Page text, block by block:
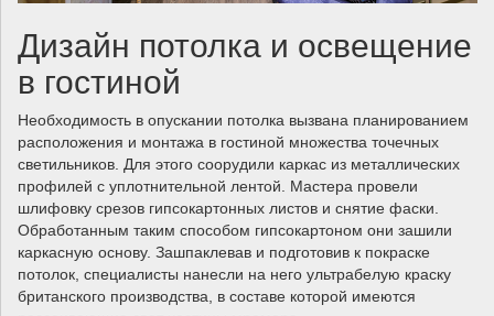
Дизайн потолка и освещение
в гостиной
Необходимость в опускании потолка вызвана планированием
расположения и монтажа в гостиной множества точечных
светильников. Для этого соорудили каркас из металлических
профилей с уплотнительной лентой. Мастера провели
шлифовку срезов гипсокартонных листов и снятие фаски.
Обработанным таким способом гипсокартоном они зашили
каркасную основу. Зашпаклевав и подготовив к покраске
потолок, специалисты нанесли на него ультрабелую краску
британского производства, в составе которой имеются